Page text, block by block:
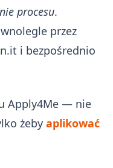
procesu.
przez
i bezpośrednio
Apply4Me — nie
żeby aplikować